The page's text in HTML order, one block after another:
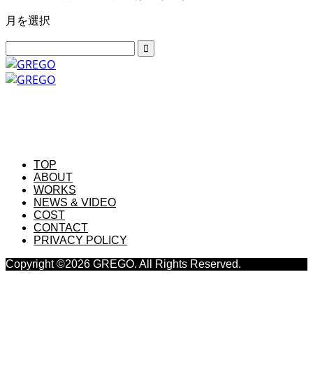
月を選択
TOP
ABOUT
WORKS
NEWS & VIDEO
COST
CONTACT
PRIVACY POLICY
Copyright ©2026 GREGO. All Rights Reserved.